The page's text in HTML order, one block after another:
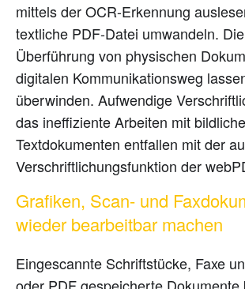
mittels der OCR-Erkennung
textliche PDF-Datei umwandeln.
Überführung von physischen
digitalen Kommunikationsweg
überwinden. Aufwendige
das ineffiziente Arbeiten mit
Textdokumenten entfallen mit der
Verschriftlichungsfunktion der
Grafiken, Scan- und
wieder bearbeitbar machen
Eingescannte Schriftstücke, Faxe